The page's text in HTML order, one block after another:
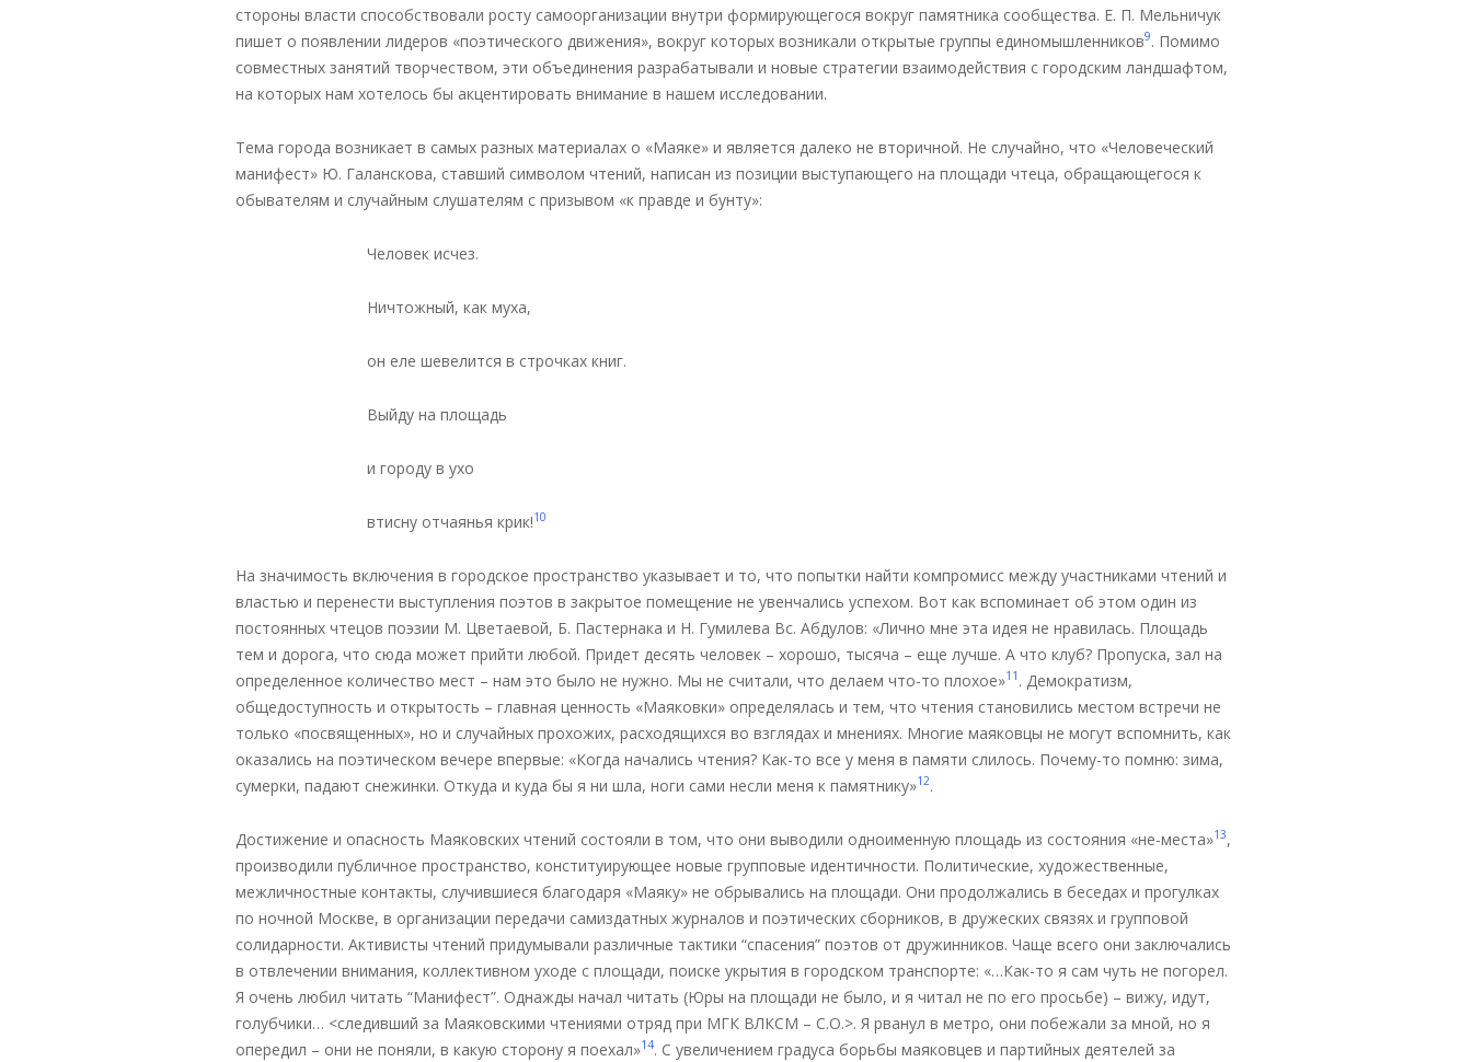
стороны власти способствовали росту самоорганизации внутри формирующегося вокруг памятника сообщества. Е. П. Мельничук
пишет о появлении лидеров «поэтического движения», вокруг которых возникали открытые группы единомышленников9. Помимо
совместных занятий творчеством, эти объединения разрабатывали и новые стратегии взаимодействия с городским ландшафтом,
на которых нам хотелось бы акцентировать внимание в нашем исследовании.
Тема города возникает в самых разных материалах о «Маяке» и является далеко не вторичной. Не случайно, что «Человеческий
манифест» Ю. Галанскова, ставший символом чтений, написан из позиции выступающего на площади чтеца, обращающегося к
обывателям и случайным слушателям с призывом «к правде и бунту»:
Человек исчез.
Ничтожный, как муха,
он еле шевелится в строчках книг.
Выйду на площадь
и городу в ухо
втисну отчаянья крик!10
На значимость включения в городское пространство указывает и то, что попытки найти компромисс между участниками чтений и
властью и перенести выступления поэтов в закрытое помещение не увенчались успехом. Вот как вспоминает об этом один из
постоянных чтецов поэзии М. Цветаевой, Б. Пастернака и Н. Гумилева Вс. Абдулов: «Лично мне эта идея не нравилась. Площадь
тем и дорога, что сюда может прийти любой. Придет десять человек – хорошо, тысяча – еще лучше. А что клуб? Пропуска, зал на
определенное количество мест – нам это было не нужно. Мы не считали, что делаем что-то плохое»11 . Демократизм,
общедоступность и открытость – главная ценность «Маяковки» определялась и тем, что чтения становились местом встречи не
только «посвященных», но и случайных прохожих, расходящихся во взглядах и мнениях. Многие маяковцы не могут вспомнить, как
оказались на поэтическом вечере впервые: «Когда начались чтения? Как-то все у меня в памяти слилось. Почему-то помню: зима,
сумерки, падают снежинки. Откуда и куда бы я ни шла, ноги сами несли меня к памятнику»12.
Достижение и опасность Маяковских чтений состояли в том, что они выводили одноименную площадь из состояния «не-места»13,
производили публичное пространство, конституирующее новые групповые идентичности. Политические, художественные,
межличностные контакты, случившиеся благодаря «Маяку» не обрывались на площади. Они продолжались в беседах и прогулках
по ночной Москве, в организации передачи самиздатных журналов и поэтических сборников, в дружеских связях и групповой
солидарности. Активисты чтений придумывали различные тактики “спасения” поэтов от дружинников. Чаще всего они заключались
в отвлечении внимания, коллективном уходе с площади, поиске укрытия в городском транспорте: «…Как-то я сам чуть не погорел.
Я очень любил читать “Манифест”. Однажды начал читать (Юры на площади не было, и я читал не по его просьбе) – вижу, идут,
голубчики… <следивший за Маяковскими чтениями отряд при МГК ВЛКСМ – С.О.>. Я рванул в метро, они побежали за мной, но я
опередил – они не поняли, в какую сторону я поехал»14. С увеличением градуса борьбы маяковцев и партийных деятелей за